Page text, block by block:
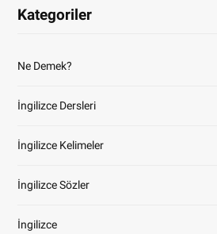
Kategoriler
Ne Demek?
İngilizce Dersleri
İngilizce Kelimeler
İngilizce Sözler
İngilizce